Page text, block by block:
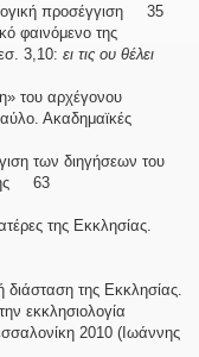
προσέγγιση 35
φαινόμενο της
3,10: ει τις ου θέλει
του αρχέγονου
Ακαδημαϊκές
των διηγήσεων του
63
της Εκκλησίας.
διάσταση της Εκκλησίας.
εκκλησιολογία
2010 (Ιωάννης